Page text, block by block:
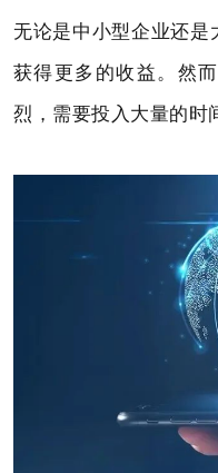
无论是中小型企业还是
获得更多的收益。然
烈，需要投入大量的时